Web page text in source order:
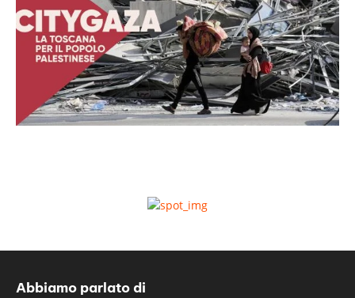
Abbiamo parlato di